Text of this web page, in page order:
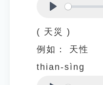
( 天災 )
例如：
天性
thian-sìng